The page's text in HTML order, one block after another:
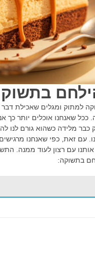
למתוק ומגלים שאכילת דבר
שאנחנו אוכלים יותר כך
מלידה כשהוא גורם לנו
עם זאת, כפי שאנחנו
עם רצון לעוד ממנה.
בתשוקה: